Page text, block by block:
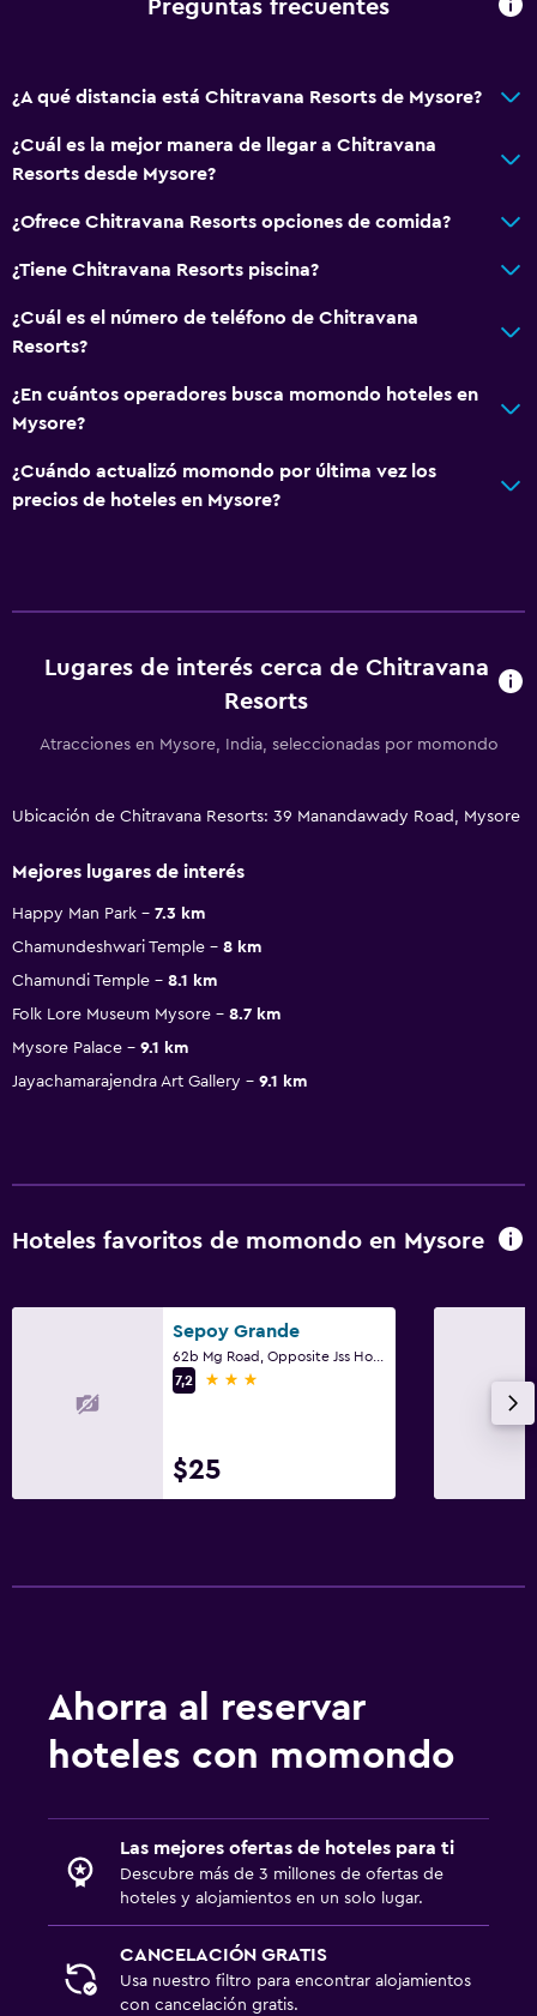
Preguntas frecuentes
¿A qué distancia está Chitravana Resorts de Mysore?
¿Cuál es la mejor manera de llegar a Chitravana
Resorts desde Mysore?
¿Ofrece Chitravana Resorts opciones de comida?
¿Tiene Chitravana Resorts piscina?
¿Cuál es el número de teléfono de Chitravana
Resorts?
¿En cuántos operadores busca momondo hoteles en
Mysore?
¿Cuándo actualizó momondo por última vez los
precios de hoteles en Mysore?
Lugares de interés cerca de Chitravana
Resorts
Atracciones en Mysore, India, seleccionadas por momondo
Ubicación de Chitravana Resorts: 39 Manandawady Road, Mysore
Mejores lugares de interés
Happy Man Park
7.3 km
Chamundeshwari Temple
8 km
Chamundi Temple
8.1 km
Folk Lore Museum Mysore
8.7 km
Mysore Palace
9.1 km
Jayachamarajendra Art Gallery
9.1 km
Hoteles favoritos de momondo en Mysore
Sepoy Grande
7,2
3 estrellas
$25
Ahorra al reservar
hoteles con momondo
Las mejores ofertas de hoteles para ti
Descubre más de 3 millones de ofertas de
hoteles y alojamientos en un solo lugar.
CANCELACIÓN GRATIS
Usa nuestro filtro para encontrar alojamientos
con cancelación gratis.